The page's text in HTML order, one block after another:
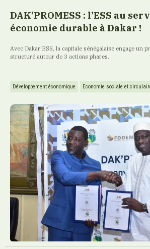
DAK’PROMESS : l’ESS au
économie durable à Dakar !
Avec Dakar'ESS, la capitale sénégalaise engage un
structuré autour de 3 actions phares.
Développement économique Economie sociale et